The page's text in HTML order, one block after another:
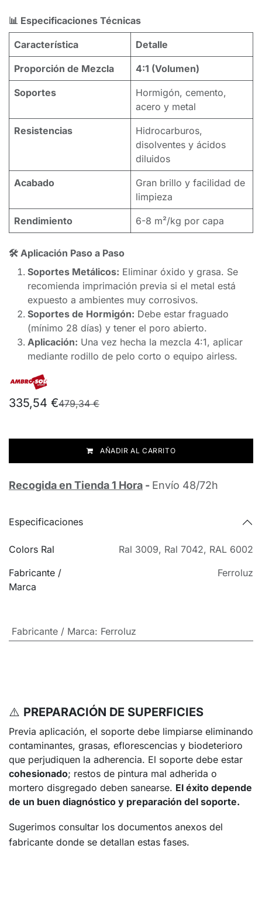
📊 Especificaciones Técnicas
Característica Detalle
Proporción de Mezcla 4:1 (Volumen)
Soportes
Hormigón, cemento,
acero y metal
Resistencias
Hidrocarburos,
disolventes y ácidos
diluidos
Acabado
Gran brillo y facilidad de
limpieza
Rendimiento 6-8 m²/kg por capa
🛠️ Aplicación Paso a Paso
Soportes Metálicos: Eliminar óxido y grasa. Se
recomienda imprimación previa si el metal está
expuesto a ambientes muy corrosivos.
Soportes de Hormigón: Debe estar fraguado
(mínimo 28 días) y tener el poro abierto.
Aplicación: Una vez hecha la mezcla 4:1, aplicar
mediante rodillo de pelo corto o equipo airless.
335,54 €479,34€
AÑADIR AL CARRITO
Recogida en Tienda 1 Hora - Envío 48/72h
Especificaciones
Colors Ral Ral 3009, Ral 7042, RAL 6002
Fabricante /
Marca
Ferroluz
Fabricante / Marca: Ferroluz
⚠️ PREPARACIÓN DE SUPERFICIES
Previa aplicación, el soporte debe limpiarse eliminando
contaminantes, grasas, eflorescencias y biodeterioro
que perjudiquen la adherencia. El soporte debe estar
cohesionado; restos de pintura mal adherida o
mortero disgregado deben sanearse. El éxito depende
de un buen diagnóstico y preparación del soporte.
Sugerimos consultar los documentos anexos del
fabricante donde se detallan estas fases.